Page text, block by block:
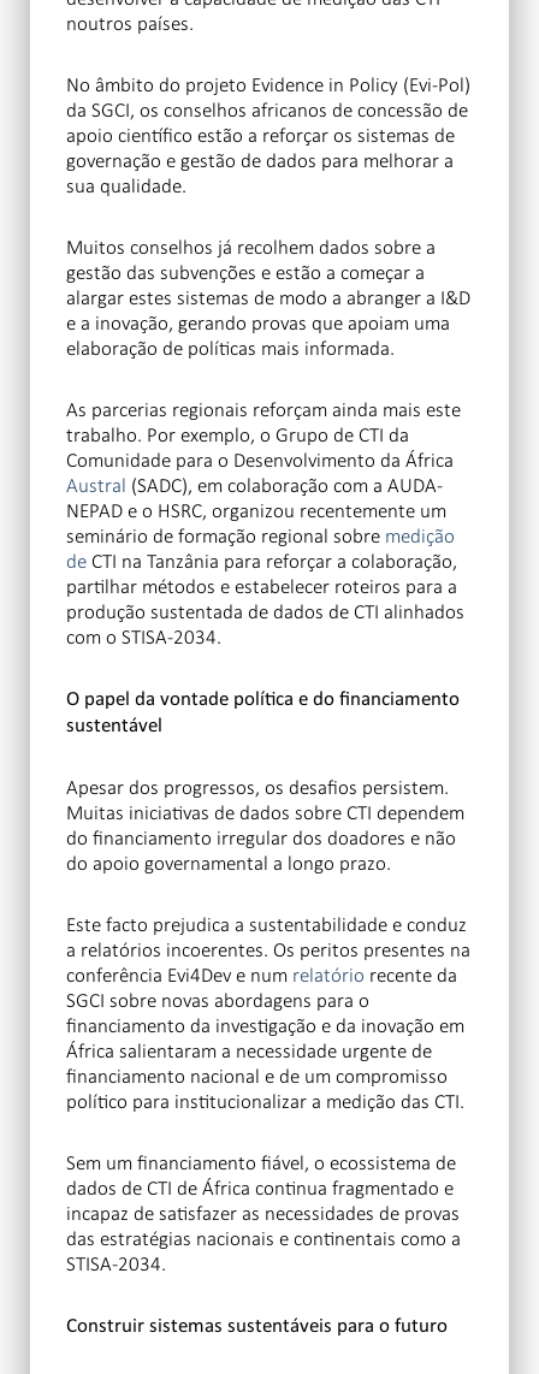
noutros países.
No âmbito do projeto Evidence in Policy (Evi-Pol)
da SGCI, os conselhos africanos de concessão de
apoio científico estão a reforçar os sistemas de
governação e gestão de dados para melhorar a
sua qualidade.
Muitos conselhos já recolhem dados sobre a
gestão das subvenções e estão a começar a
alargar estes sistemas de modo a abranger a I&D
e a inovação, gerando provas que apoiam uma
elaboração de políticas mais informada.
As parcerias regionais reforçam ainda mais este
trabalho. Por exemplo, o Grupo de CTI da
Comunidade para o Desenvolvimento da África
Austral (SADC), em colaboração com a AUDA-
NEPAD e o HSRC, organizou recentemente um
seminário de formação regional sobre medição
de CTI na Tanzânia para reforçar a colaboração,
partilhar métodos e estabelecer roteiros para a
produção sustentada de dados de CTI alinhados
com o STISA-2034.
O papel da vontade política e do financiamento
sustentável
Apesar dos progressos, os desafios persistem.
Muitas iniciativas de dados sobre CTI dependem
do financiamento irregular dos doadores e não
do apoio governamental a longo prazo.
Este facto prejudica a sustentabilidade e conduz
a relatórios incoerentes. Os peritos presentes na
conferência Evi4Dev e num relatório recente da
SGCI sobre novas abordagens para o
financiamento da investigação e da inovação em
África salientaram a necessidade urgente de
financiamento nacional e de um compromisso
político para institucionalizar a medição das CTI.
Sem um financiamento fiável, o ecossistema de
dados de CTI de África continua fragmentado e
incapaz de satisfazer as necessidades de provas
das estratégias nacionais e continentais como a
STISA-2034.
Construir sistemas sustentáveis para o futuro